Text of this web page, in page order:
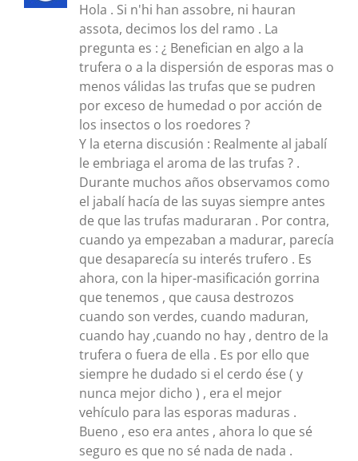
Hola . Si n'hi han assobre, ni hauran
assota, decimos los del ramo . La
pregunta es : ¿ Benefician en algo a la
trufera o a la dispersión de esporas mas o
menos válidas las trufas que se pudren
por exceso de humedad o por acción de
los insectos o los roedores ?
Y la eterna discusión : Realmente al jabalí
le embriaga el aroma de las trufas ? .
Durante muchos años observamos como
el jabalí hacía de las suyas siempre antes
de que las trufas maduraran . Por contra,
cuando ya empezaban a madurar, parecía
que desaparecía su interés trufero . Es
ahora, con la hiper-masificación gorrina
que tenemos , que causa destrozos
cuando son verdes, cuando maduran,
cuando hay ,cuando no hay , dentro de la
trufera o fuera de ella . Es por ello que
siempre he dudado si el cerdo ése ( y
nunca mejor dicho ) , era el mejor
vehículo para las esporas maduras .
Bueno , eso era antes , ahora lo que sé
seguro es que no sé nada de nada .